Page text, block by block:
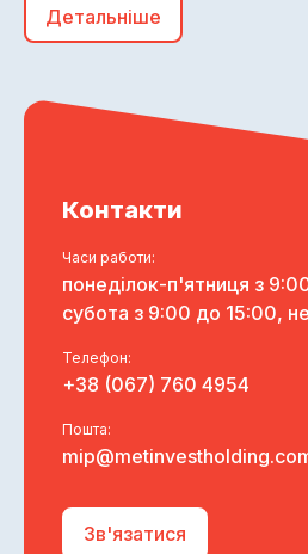
Детальніше
Контакти
Часи работи:
понеділок-п'ятниця з
субота з 9:00 до 15:00,
Телефон:
+38 (067) 760 4954
Пошта:
Зв'язатися